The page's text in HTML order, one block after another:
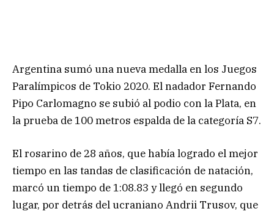
Argentina sumó una nueva medalla en los Juegos
Paralímpicos de Tokio 2020. El nadador Fernando
Pipo Carlomagno se subió al podio con la Plata, en
la prueba de 100 metros espalda de la categoría S7.
El rosarino de 28 años, que había logrado el mejor
tiempo en las tandas de clasificación de natación,
marcó un tiempo de 1:08.83 y llegó en segundo
lugar, por detrás del ucraniano Andrii Trusov, que